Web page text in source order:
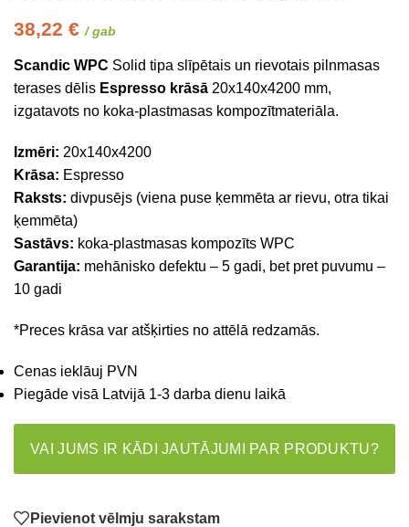
38,22 € / gab
Scandic WPC Solid tipa slīpētais un rievotais pilnmasas
terases dēlis Espresso krāsā 20x140x4200 mm,
izgatavots no koka-plastmasas kompozītmateriāla.
Izmēri: 20x140x4200
Krāsa: Espresso
Raksts: divpusējs (viena puse ķemmēta ar rievu, otra tikai
ķemmēta)
Sastāvs: koka-plastmasas kompozīts WPC
Garantija: mehānisko defektu – 5 gadi, bet pret puvumu –
10 gadi
*Preces krāsa var atšķirties no attēlā redzamās.
Cenas ieklāuj PVN
Piegāde visā Latvijā 1-3 darba dienu laikā
VAI JUMS IR KĀDI JAUTĀJUMI PAR PRODUKTU?
Pievienot vēlmju sarakstam